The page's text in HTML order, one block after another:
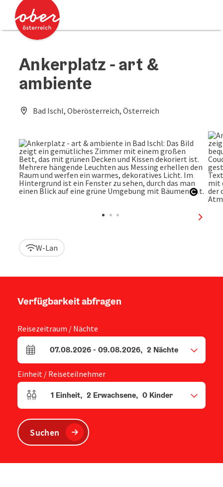
Zum Inhalt
Zum Seitenanfang
Ankerplatz - art &
ambiente
Bad Ischl, Oberösterreich, Österreich
W-Lan
Verfügbarkeit abfragen
Reisezeitraum / Nächte
An- und Abreisefelder
07.08.2026- 09.08.2026, 2 Nächte
Einheit / Reiseteilnehmer
Einheitenanzahl und Personenfelder
1 Einheit, 2 Erwachsene, 0 Kinder
Suchen